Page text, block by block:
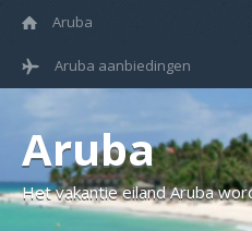
Aruba
Aruba aanbiedingen
Aruba
Het vakantie eiland Aruba